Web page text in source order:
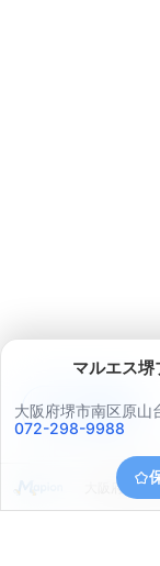
マルエス堺
大阪府堺市南区原山
072-298-9988
大阪府和泉
アプリで見る